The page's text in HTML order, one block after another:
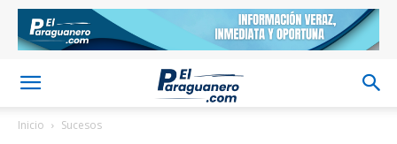
Inicio Sucesos